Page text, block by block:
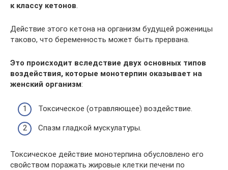
к классу кетонов
Действие этого кетона на организм будущей роженицы
таково, что беременность может быть прервана.
Это происходит вследствие двух основных типов
воздействия, которые монотерпин оказывает на
женский организм:
Токсическое (отравляющее) воздействие.
Спазм гладкой мускулатуры.
Токсическое действие монотерпина обусловлено его
свойством поражать жировые клетки печени по